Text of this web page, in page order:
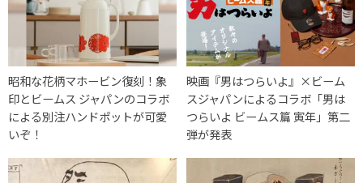
昭和な花柄マホービン復刻！象
印とビームス ジャパンのコラボ
による別注ハンドポットが可愛
いぞ！
映画『男はつらいよ』×ビーム
スジャパンによるコラボ「男は
つらいよ ビームス篇 寅年」第二
弾が発表